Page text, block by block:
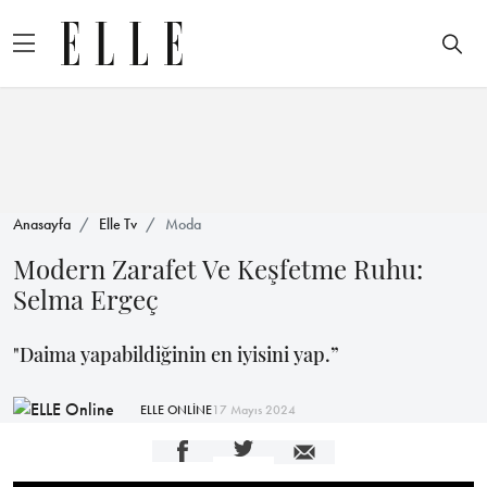
Anasayfa Elle Tv Moda
Modern Zarafet Ve Keşfetme Ruhu:
Selma Ergeç
"Daima yapabildiğinin en iyisini yap.”
ELLE ONLİNE17 Mayıs 2024